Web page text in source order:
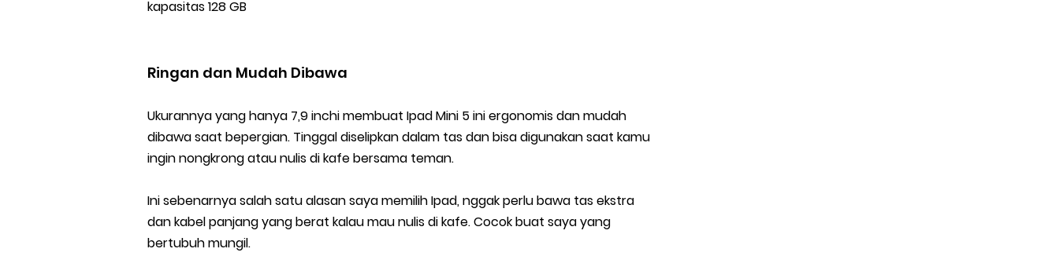
kapasitas 128 GB
Ringan dan Mudah Dibawa
Ukurannya yang hanya 7,9 inchi membuat Ipad Mini 5 ini ergonomis dan mudah
dibawa saat bepergian. Tinggal diselipkan dalam tas dan bisa digunakan saat kamu
ingin nongkrong atau nulis di kafe bersama teman.
Ini sebenarnya salah satu alasan saya memilih Ipad, nggak perlu bawa tas ekstra
dan kabel panjang yang berat kalau mau nulis di kafe. Cocok buat saya yang
bertubuh mungil.